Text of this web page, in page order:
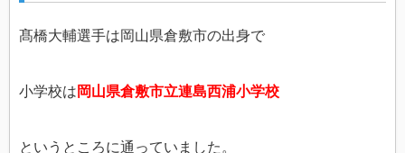
髙橋大輔選手は岡山県倉敷市の出身で
小学校は 岡山県倉敷市立連島西浦小学校
というところに通っていました。